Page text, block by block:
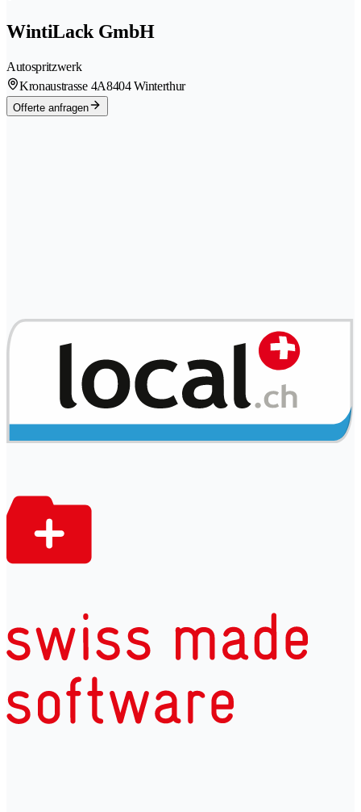
WintiLack GmbH
Autospritzwerk
Kronaustrasse 4A8404 Winterthur
Offerte anfragen